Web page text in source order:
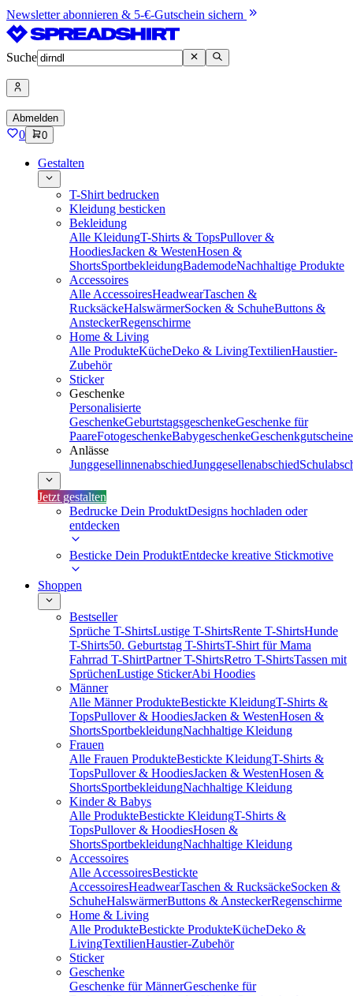
Newsletter abonnieren & 5-€-Gutschein sichern
Suche
Abmelden
0 0
Gestalten
T-Shirt bedrucken
Kleidung besticken
Bekleidung
Alle KleidungT-Shirts & TopsPullover &
HoodiesJacken & WestenHosen &
ShortsSportbekleidungBademodeNachhaltige Produkte
Accessoires
Alle AccessoiresHeadwearTaschen &
RucksäckeHalswärmerSocken & SchuheButtons &
AnsteckerRegenschirme
Home & Living
Alle ProdukteKücheDeko & LivingTextilienHaustier-
Zubehör
Sticker
Geschenke
Personalisierte
GeschenkeGeburtstagsgeschenkeGeschenke für
PaareFotogeschenkeBabygeschenkeGeschenkgutscheine
Anlässe
JunggesellinnenabschiedJunggesellenabschied
Jetzt gestalten
Bedrucke Dein ProduktDesigns hochladen oder
entdecken
Besticke Dein ProduktEntdecke kreative Stickmotive
Shoppen
Bestseller
Sprüche T-ShirtsLustige T-ShirtsRente T-ShirtsHunde
T-Shirts50. Geburtstag T-ShirtsT-Shirt für Mama
Fahrrad T-ShirtPartner T-ShirtsRetro T-ShirtsTassen mit
SprüchenLustige StickerAbi Hoodies
Männer
Alle Männer ProdukteBestickte KleidungT-Shirts &
TopsPullover & HoodiesJacken & WestenHosen &
ShortsSportbekleidungNachhaltige Kleidung
Frauen
Alle Frauen ProdukteBestickte KleidungT-Shirts &
TopsPullover & HoodiesJacken & WestenHosen &
ShortsSportbekleidungNachhaltige Kleidung
Kinder & Babys
Alle ProdukteBestickte KleidungT-Shirts &
TopsPullover & HoodiesHosen &
ShortsSportbekleidungNachhaltige Kleidung
Accessoires
Alle AccessoiresBestickte
AccessoiresHeadwearTaschen & RucksäckeSocken &
SchuheHalswärmerButtons & AnsteckerRegenschirme
Home & Living
Alle ProdukteBestickte ProdukteKücheDeko &
LivingTextilienHaustier-Zubehör
Sticker
Geschenke
Geschenke für MännerGeschenke für